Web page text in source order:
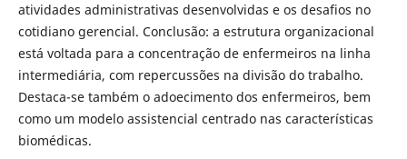
atividades administrativas desenvolvidas e os desafios no
cotidiano gerencial. Conclusão: a estrutura organizacional
está voltada para a concentração de enfermeiros na linha
intermediária, com repercussões na divisão do trabalho.
Destaca-se também o adoecimento dos enfermeiros, bem
como um modelo assistencial centrado nas características
biomédicas.